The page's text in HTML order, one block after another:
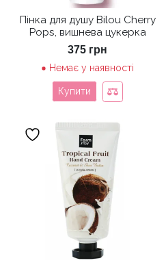
Пінка для душу Bilou Cherry
Pops, вишнева цукерка
375 грн
Немає у наявності
Купити